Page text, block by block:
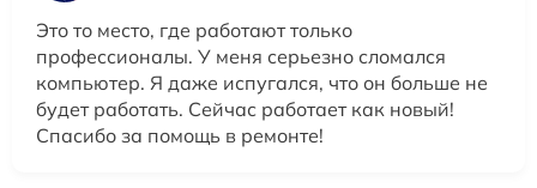
Это то место, где работают только
профессионалы. У меня серьезно сломался
компьютер. Я даже испугался, что он больше не
будет работать. Сейчас работает как новый!
Спасибо за помощь в ремонте!